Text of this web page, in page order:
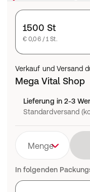
1500 St
€ 0,06 / 1 St.
Verkauf und Versand
Mega Vital Shop
Lieferung in 2-3
Standardversand
Menge
In folgenden